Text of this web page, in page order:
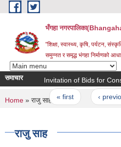
Skip to main content
भँगहा
"शिक्षा, स्वास्थ्य, कृषि, पर्यटन,
समुन्नत र समृद्ध भंगहा निर्माणको
समाचार Invitation of Bids for
Pages
« first ‹ previous
You are here
Home » राजु साह
राजु साह